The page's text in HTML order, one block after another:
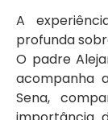
A
profunda
O padre
acompanha
Sena,